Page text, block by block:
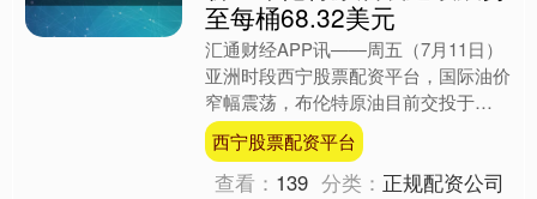
至每桶68.32美元
汇通财经APP讯——周五（7月11日）
亚洲时段西宁股票配资平台，国际油价
窄幅震荡，布伦特原油目前交投于
68.84美元/桶附近。 路透技术分析师指
出，根据上升趋势....
西宁股票配资平台
查看： 139 分类： 正规配资公司